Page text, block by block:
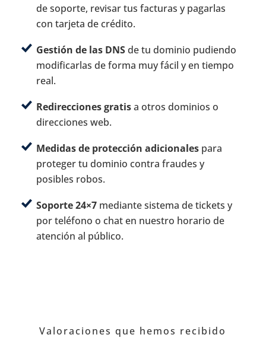
de soporte, revisar tus facturas y pagarlas
con tarjeta de crédito.
Gestión de las DNSde tu dominio pudiendo
modificarlas de forma muy fácil y en tiempo
real.
Redirecciones gratisa otros dominios o
direcciones web.
Medidas de protección adicionalespara
proteger tu dominio contra fraudes y
posibles robos.
Soporte 24×7mediante sistema de tickets y
por teléfono o chat en nuestro horario de
atención al público.
Valoraciones que hemos recibido